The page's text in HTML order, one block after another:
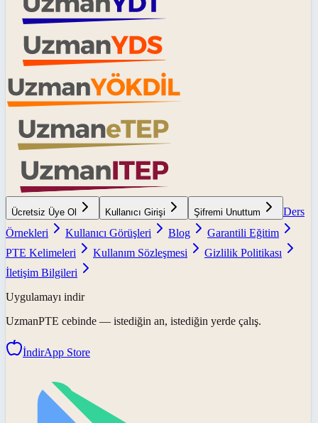
Ücretsiz Üye Ol Kullanıcı Girişi Şifremi Unuttum
Ders
Örnekleri
Kullanıcı Görüşleri Blog
Garantili Eğitim
PTE Kelimeleri
Kullanım Sözleşmesi
Gizlilik Politikası
İletişim Bilgileri
Uygulamayı indir
UzmanPTE cebinde — istediğin an, istediğin yerde çalış.
İndirApp Store